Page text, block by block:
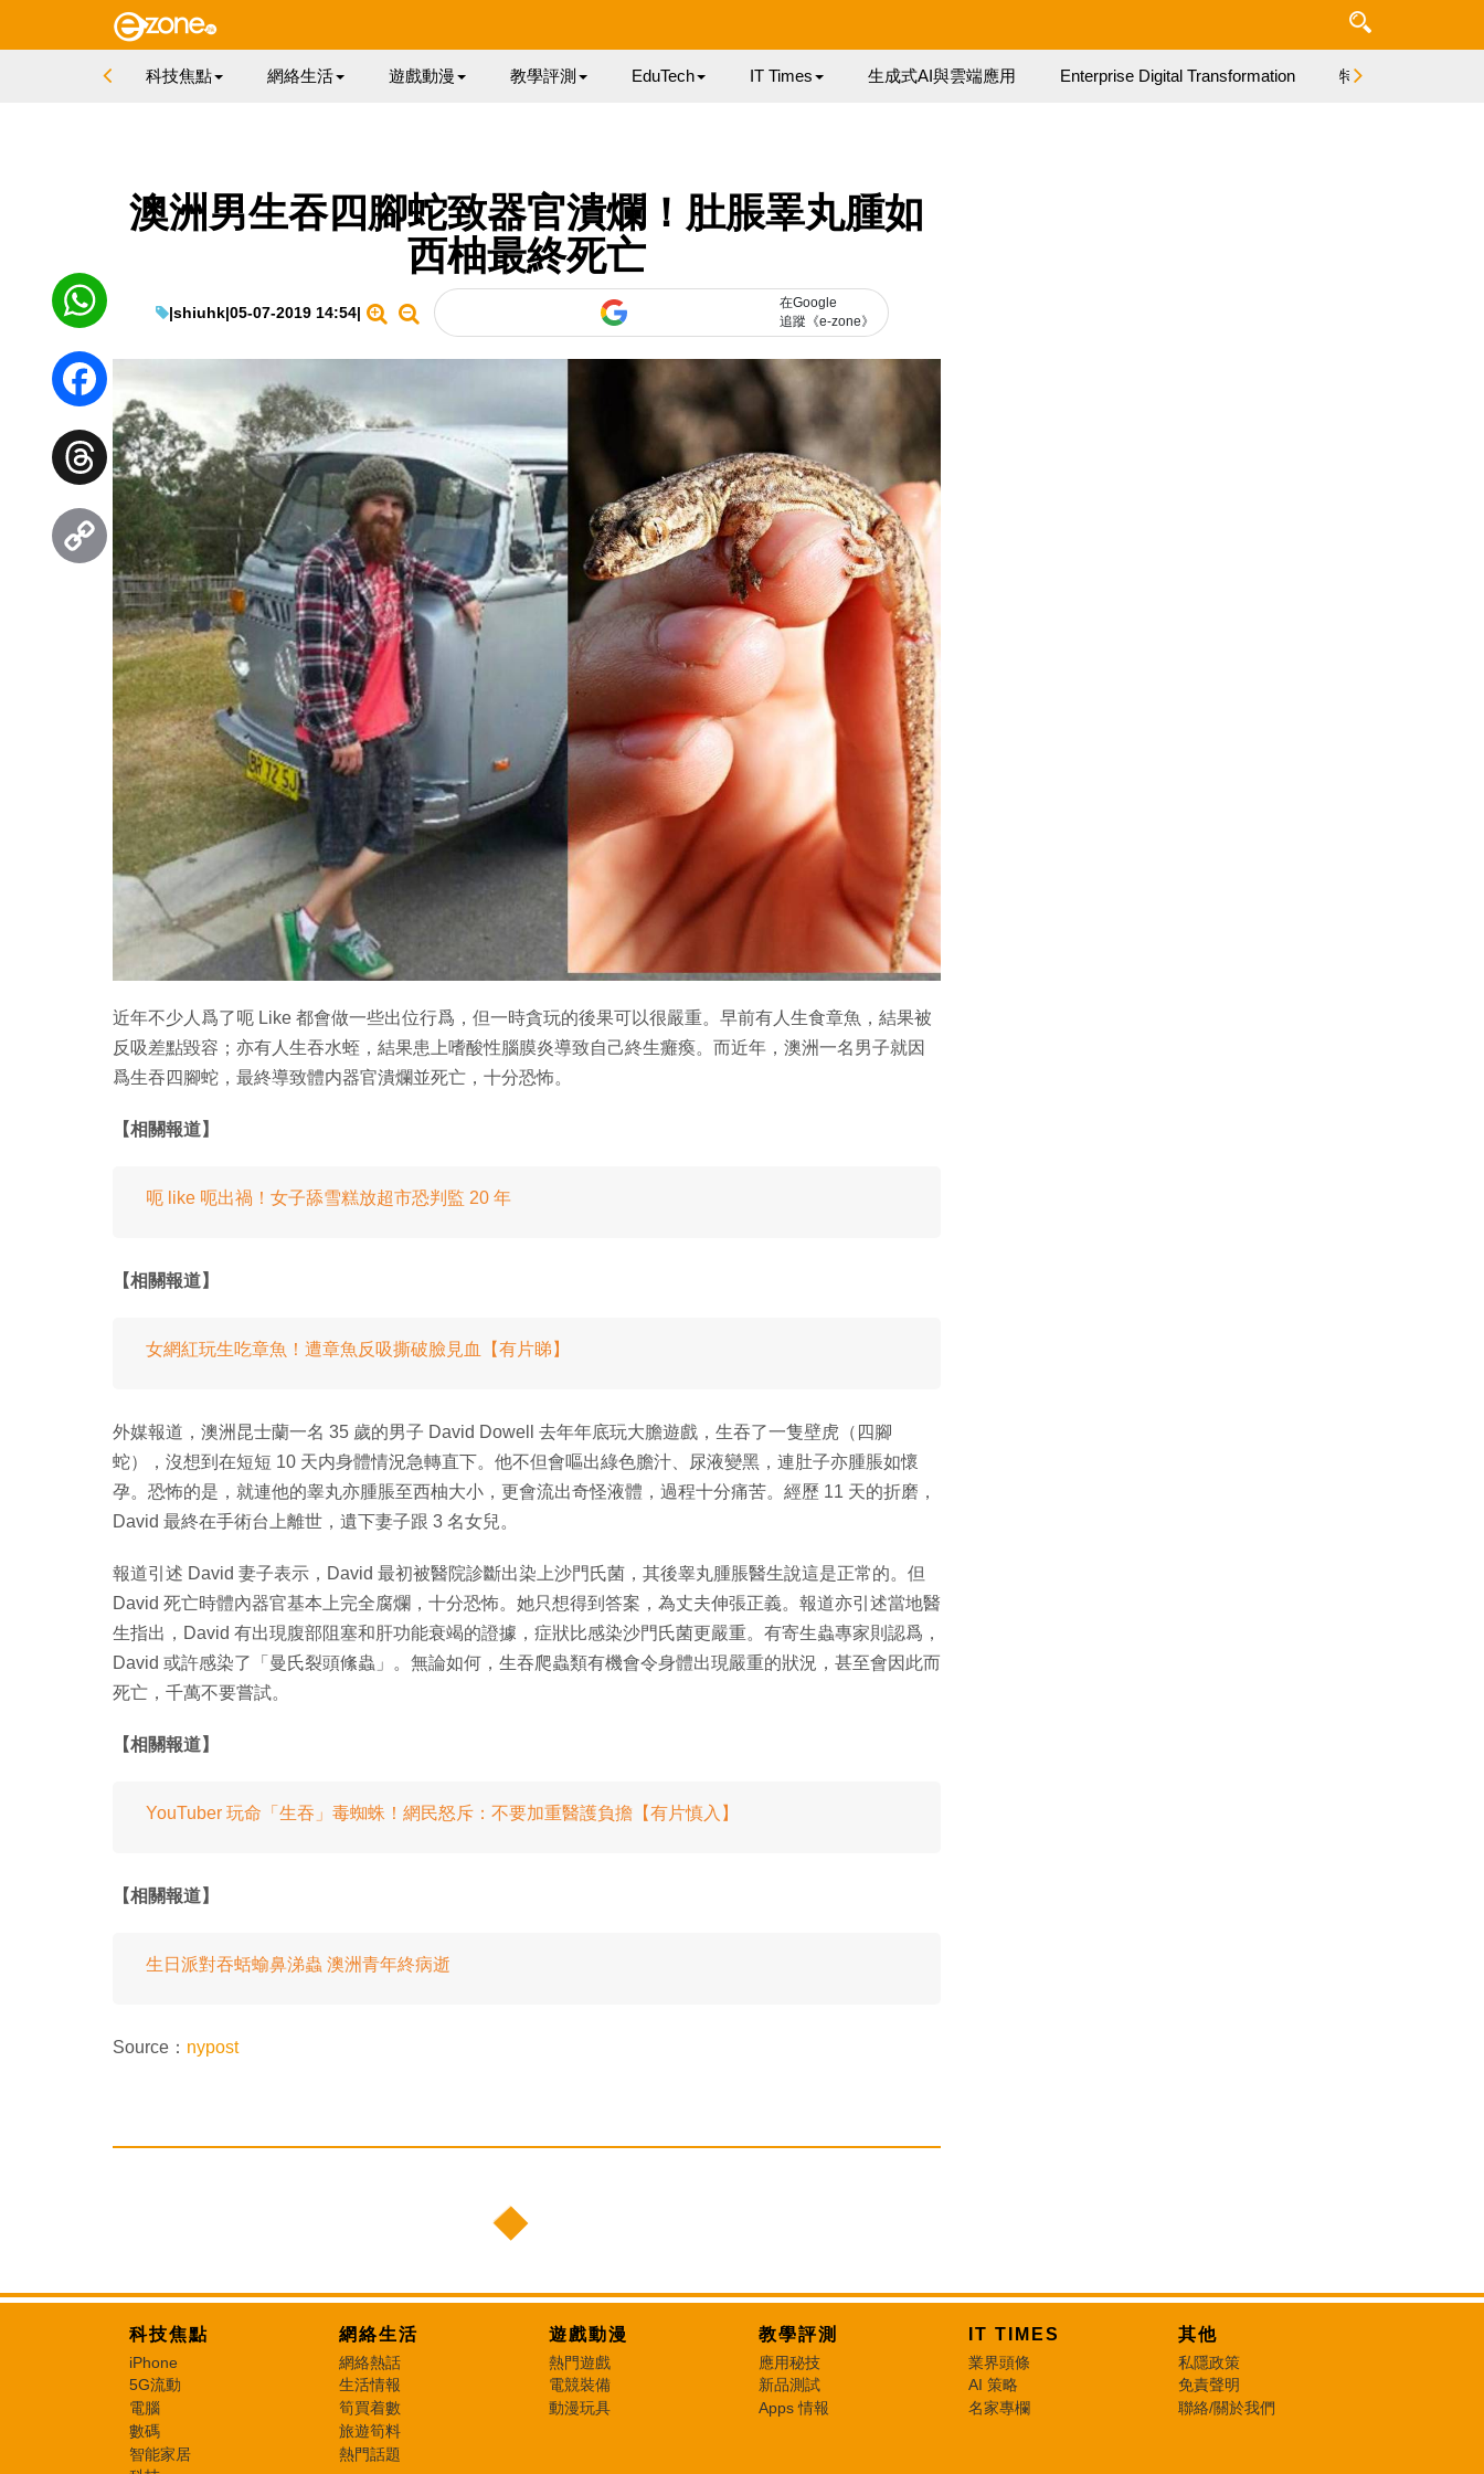
科技焦點 網絡生活 遊戲動漫 教學評測 EduTech IT Times 生成式AI與雲端應用 Enterprise Digital Transformation 特集
澳洲男生吞四腳蛇致器官潰爛！肚脹睪丸腫如
西柚最終死亡
|shiuhk|05-07-2019 14:54|
在Google
追蹤《e-zone》
近年不少人爲了呃 Like 都會做一些出位行爲，但一時貪玩的後果可以很嚴重。早前有人生食章魚，結果被
反吸差點毀容；亦有人生吞水蛭，結果患上嗜酸性腦膜炎導致自己終生癱瘓。而近年，澳洲一名男子就因
爲生吞四腳蛇，最終導致體内器官潰爛並死亡，十分恐怖。
【相關報道】
呃 like 呃出禍！女子舔雪糕放超市恐判監 20 年
【相關報道】
女網紅玩生吃章魚！遭章魚反吸撕破臉見血【有片睇】
外媒報道，澳洲昆士蘭一名 35 歲的男子 David Dowell 去年年底玩大膽遊戲，生吞了一隻壁虎（四腳
蛇），沒想到在短短 10 天内身體情況急轉直下。他不但會嘔出綠色膽汁、尿液變黑，連肚子亦腫脹如懷
孕。恐怖的是，就連他的睾丸亦腫脹至西柚大小，更會流出奇怪液體，過程十分痛苦。經歷 11 天的折磨，
David 最終在手術台上離世，遺下妻子跟 3 名女兒。
報道引述 David 妻子表示，David 最初被醫院診斷出染上沙門氏菌，其後睾丸腫脹醫生說這是正常的。但
David 死亡時體內器官基本上完全腐爛，十分恐怖。她只想得到答案，為丈夫伸張正義。報道亦引述當地醫
生指出，David 有出現腹部阻塞和肝功能衰竭的證據，症狀比感染沙門氏菌更嚴重。有寄生蟲專家則認爲，
David 或許感染了「曼氏裂頭絛蟲」。無論如何，生吞爬蟲類有機會令身體出現嚴重的狀況，甚至會因此而
死亡，千萬不要嘗試。
【相關報道】
YouTuber 玩命「生吞」毒蜘蛛！網民怒斥：不要加重醫護負擔【有片慎入】
【相關報道】
生日派對吞蛞蝓鼻涕蟲 澳洲青年終病逝
Source： nypost
WhatsApp
Facebook
Threads
Copy
Link
科技焦點
iPhone
5G流動
電腦
數碼
智能家居
網絡生活
網絡熱話
生活情報
筍買着數
旅遊筍料
熱門話題
遊戲動漫
熱門遊戲
電競裝備
動漫玩具
教學評測
應用秘技
新品測試
Apps 情報
IT TIMES
業界頭條
AI 策略
名家專欄
其他
私隱政策
免責聲明
聯絡/關於我們